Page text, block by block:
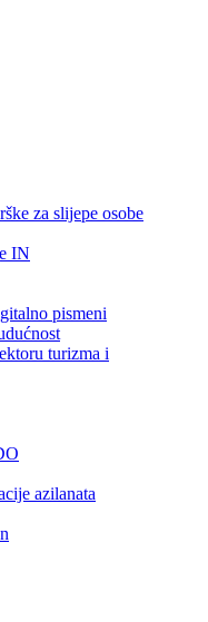
za slijepe osobe
IN
pismeni
turizma i
azilanata